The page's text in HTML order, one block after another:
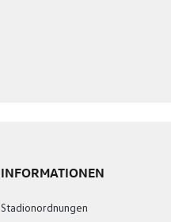
INFORMATIONEN
Stadionordnungen